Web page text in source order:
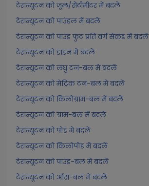
टेरान्यूटन को जूल/सेंटीमीटर में बदलें
टेरान्यूटन को पाउंडल में बदलें
टेरान्यूटन को पाउंड फुट प्रति वर्ग सेकंड में बदलें
टेरान्यूटन को डाइन में बदलें
टेरान्यूटन को लघु टन-बल में बदलें
टेरान्यूटन को मेट्रिक टन-बल में बदलें
टेरान्यूटन को किलोग्राम-बल में बदलें
टेरान्यूटन को ग्राम-बल में बदलें
टेरान्यूटन को पोंड में बदलें
टेरान्यूटन को किलोपोंड में बदलें
टेरान्यूटन को पाउंड-बल में बदलें
टेरान्यूटन को औंस-बल में बदलें